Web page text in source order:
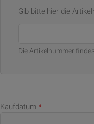
Gib bitte hier die
Die Artikelnummer
Kaufdatum *